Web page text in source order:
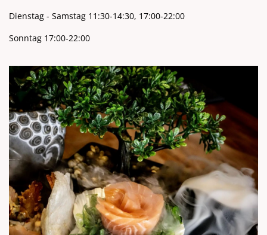
Dienstag - Samstag 11:30-14:30, 17:00-22:00
Sonntag 17:00-22:00